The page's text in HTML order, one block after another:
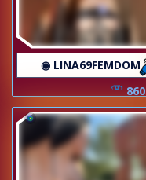
◉ LINA69FEMDOM
860